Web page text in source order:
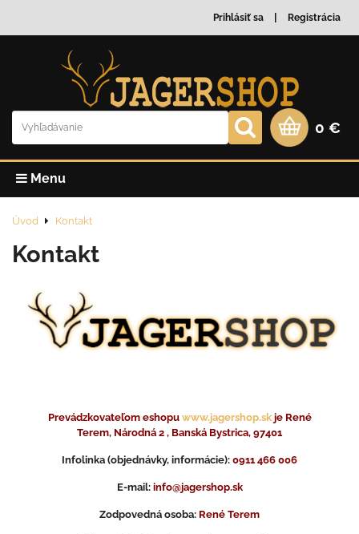
Prihlásiť sa Registrácia
0 €
Menu
Úvod Kontakt
Kontakt
Prevádzkovateľom eshopu www.jagershop.sk je René
Terem, Národná 2 , Banská Bystrica, 97401
Infolinka (objednávky, informácie): 0911 466 006
E-mail:info@jagershop.sk
Zodpovedná osoba: René Terem